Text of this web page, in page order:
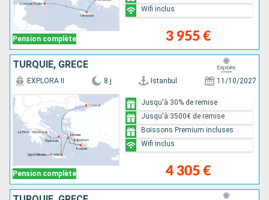
Pension complète 3 955 €
Wifi inclus
TURQUIE, GRÈCE
Pension complète
EXPLORA II 8 j Istanbul 11/10/2027
4 305 €
Jusqu'à 30% de remise
Jusqu'à 3500€ de remise
Boissons Premium incluses
Wifi inclus